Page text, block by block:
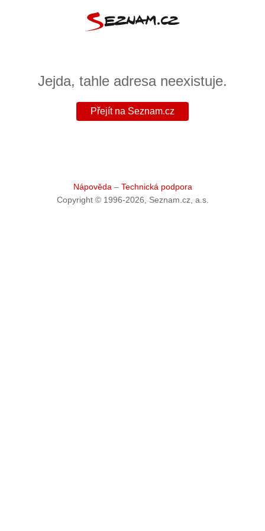
Jejda, tahle adresa neexistuje.
Přejít na Seznam.cz
Nápověda
Technická podpora
Copyright © 1996-2026 , Seznam.cz, a.s.